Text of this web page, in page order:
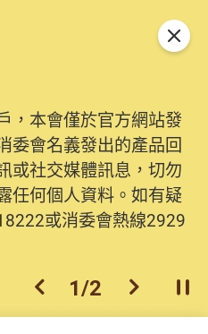
，本會僅於官方網站發
委會名義發出的產品回
或社交媒體訊息，切勿
任何個人資料。如有疑
或消委會熱線2929
上一個
1/2 下一個開
關閉